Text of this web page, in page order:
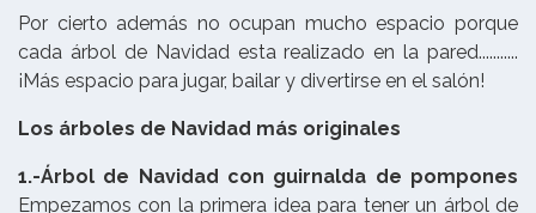
Por cierto además no ocupan mucho espacio porque
cada árbol de Navidad esta realizado en la pared...........
¡Más espacio para jugar, bailar y divertirse en el salón!
Los árboles de Navidad más originales
1.-Árbol de Navidad con guirnalda de pompones
Empezamos con la primera idea para tener un árbol de